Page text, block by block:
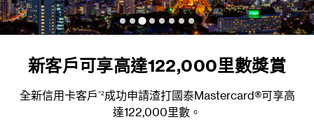
「一席賞 一起嚐」禮遇
渣打國泰Mastercard – 優先私人理財及優先理財客戶專屬
禮遇，遍達香港、大灣區及及海外旅遊勝地的尊尚食府及